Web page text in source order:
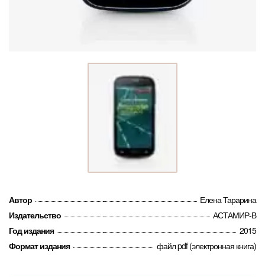
Автор
Елена Тарарина
Издательство
АСТАМИР-В
Год издания
2015
Формат издания
файл pdf (электронная книга)